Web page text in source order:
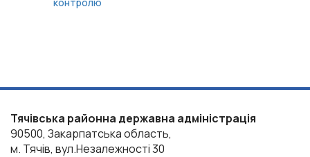
Тячівська районна державна адміністрація
90500, Закарпатська область,
м. Тячів, вул.Незалежності 30